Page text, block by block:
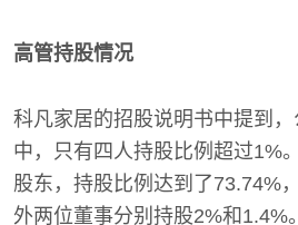
高管持股情况
科凡家居的招股说明书中提到
中，只有四人持股比例超过1%
股东，持股比例达到了73.74%
外两位董事分别持股2%和1.4%。